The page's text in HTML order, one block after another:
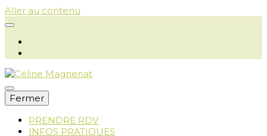
Aller au contenu
Fermer
PRENDRE RDV
INFOS PRATIQUES